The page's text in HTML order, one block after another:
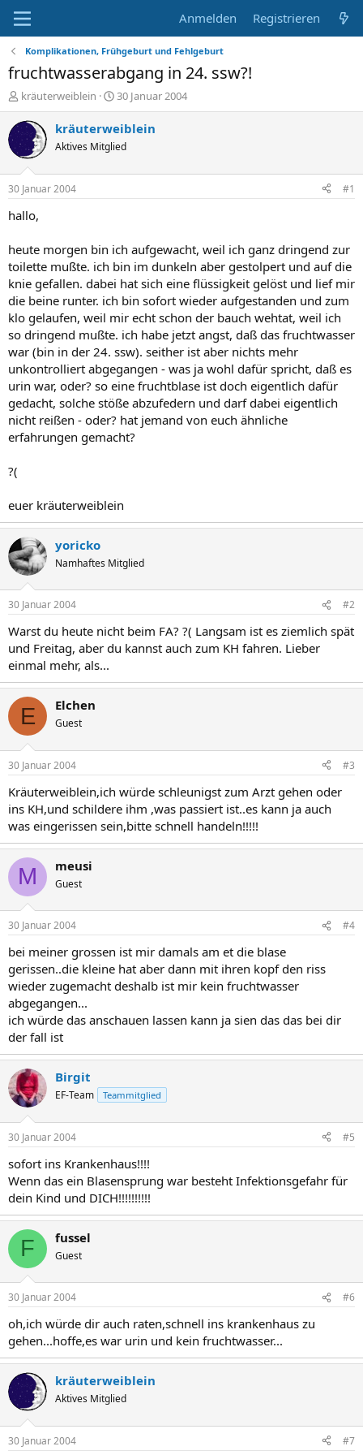
Anmelden Registrieren
Komplikationen, Frühgeburt und Fehlgeburt
fruchtwasserabgang in 24. ssw?!
E
r
s
t
e
e
r
kräuterweiblein
E
r
s
e
t
30 Januar 2004
kräuterweiblein
Aktives Mitglied
30 Januar 2004 #1
hallo,
heute morgen bin ich aufgewacht, weil ich ganz dringend zur
toilette mußte. ich bin im dunkeln aber gestolpert und auf die
knie gefallen. dabei hat sich eine flüssigkeit gelöst und lief mir
die beine runter. ich bin sofort wieder aufgestanden und zum
klo gelaufen, weil mir echt schon der bauch wehtat, weil ich
so dringend mußte. ich habe jetzt angst, daß das fruchtwasser
war (bin in der 24. ssw). seither ist aber nichts mehr
unkontrolliert abgegangen - was ja wohl dafür spricht, daß es
urin war, oder? so eine fruchtblase ist doch eigentlich dafür
gedacht, solche stöße abzufedern und darf dabei eigentlich
nicht reißen - oder? hat jemand von euch ähnliche
erfahrungen gemacht?
?(
euer kräuterweiblein
yoricko
Namhaftes Mitglied
30 Januar 2004 #2
Warst du heute nicht beim FA? ?( Langsam ist es ziemlich spät
und Freitag, aber du kannst auch zum KH fahren. Lieber
einmal mehr, als...
E Elchen
Guest
30 Januar 2004 #3
Kräuterweiblein,ich würde schleunigst zum Arzt gehen oder
ins KH,und schildere ihm ,was passiert ist..es kann ja auch
was eingerissen sein,bitte schnell handeln!!!!!
M meusi
Guest
30 Januar 2004 #4
bei meiner grossen ist mir damals am et die blase
gerissen..die kleine hat aber dann mit ihren kopf den riss
wieder zugemacht deshalb ist mir kein fruchtwasser
abgegangen...
ich würde das anschauen lassen kann ja sien das das bei dir
der fall ist
Birgit
EF-Team Teammitglied
30 Januar 2004 #5
sofort ins Krankenhaus!!!!
Wenn das ein Blasensprung war besteht Infektionsgefahr für
dein Kind und DICH!!!!!!!!!!
F fussel
Guest
30 Januar 2004 #6
oh,ich würde dir auch raten,schnell ins krankenhaus zu
gehen...hoffe,es war urin und kein fruchtwasser...
kräuterweiblein
Aktives Mitglied
30 Januar 2004 #7